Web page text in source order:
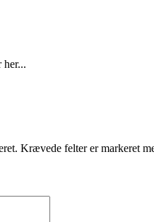
her...
Krævede felter er markeret